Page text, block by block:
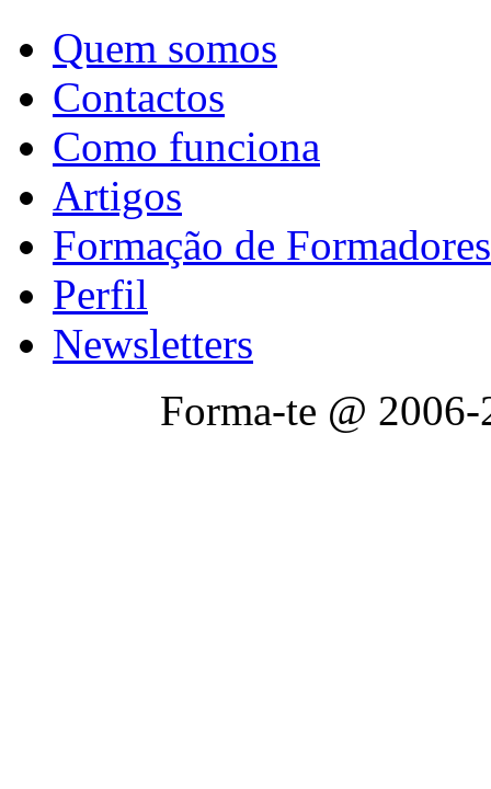
Quem somos
Contactos
Como funciona
Artigos
Formação de Formadores
Perfil
Newsletters
Forma-te @